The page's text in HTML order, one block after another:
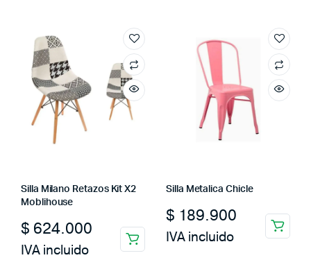
Silla Milano Retazos Kit X2
Moblihouse
$ 624.000
IVA incluido
Silla Metalica Chicle
$ 189.900
IVA incluido